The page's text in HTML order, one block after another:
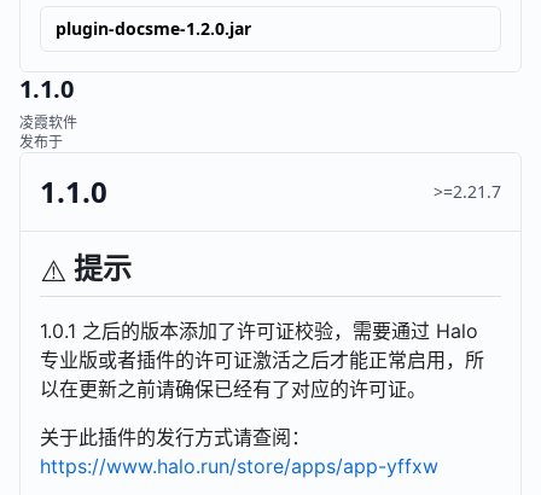
plugin-docsme-1.2.0.jar
1.1.0
凌霞软件
发布于
1.1.0 >=2.21.7
⚠️ 提示
1.0.1 之后的版本添加了许可证校验，需要通过 Halo
专业版或者插件的许可证激活之后才能正常启用，所
以在更新之前请确保已经有了对应的许可证。
关于此插件的发行方式请查阅：
https://www.halo.run/store/apps/app-yffxw